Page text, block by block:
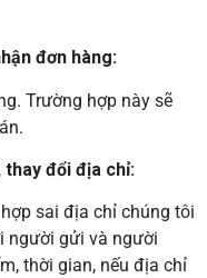
đơn hàng:
Trường hợp này sẽ
đổi địa chỉ:
sai địa chỉ chúng tôi
người gửi và người
thời gian, nếu địa chỉ